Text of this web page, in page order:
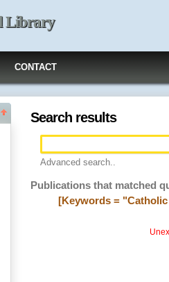
Library
CONTACT
Search results
Advanced search..
Publications that matched
[Keywords =